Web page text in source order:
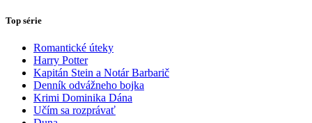
Top série
Romantické úteky
Harry Potter
Kapitán Stein a Notár Barbarič
Denník odvážneho bojka
Krimi Dominika Dána
Učím sa rozprávať